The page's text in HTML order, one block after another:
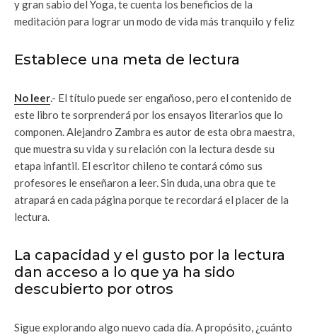
y gran sabio del Yoga, te cuenta los beneficios de la
meditación para lograr un modo de vida más tranquilo y feliz
Establece una meta de lectura
No leer.- El título puede ser engañoso, pero el contenido de
este libro te sorprenderá por los ensayos literarios que lo
componen. Alejandro Zambra es autor de esta obra maestra,
que muestra su vida y su relación con la lectura desde su
etapa infantil. El escritor chileno te contará cómo sus
profesores le enseñaron a leer. Sin duda, una obra que te
atrapará en cada página porque te recordará el placer de la
lectura.
La capacidad y el gusto por la lectura
dan acceso a lo que ya ha sido
descubierto por otros
Sigue explorando algo nuevo cada día. A propósito, ¿cuánto